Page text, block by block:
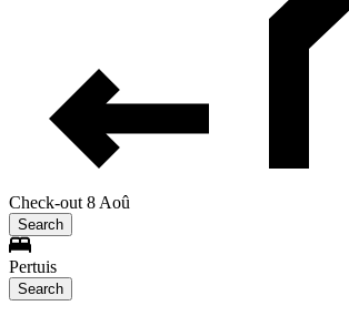
Check-out 8 Aoû
Search
Pertuis
Search